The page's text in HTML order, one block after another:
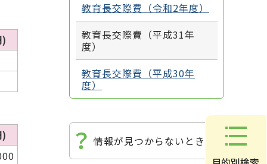
教育長交際費（令和2年度）
教育長交際費（平成31年
度）
教育長交際費（平成30年
度）
情報が見つからないときは